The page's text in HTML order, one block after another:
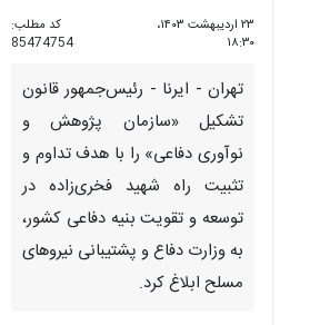
۲۳ اردیبهشت ۱۴۰۳،
۱۸:۳۰
کد مطلب:
85474754
تهران - ایرنا - رئیس‌جمهور قانون
تشکیل «سازمان پژوهش و
نوآوری دفاعی» را با هدف تداوم و
تثبیت راه شهید فخری‌زاده در
توسعه و تقویت بنیه دفاعی کشور،
به وزارت دفاع و پشتیبانی نیروهای
مسلح ابلاغ کرد.